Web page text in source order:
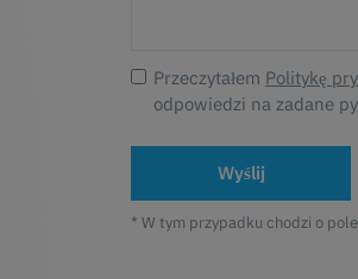
Przeczytałem Politykę
odpowiedzi na zadane
Wyślij
* W tym przypadku chodzi o